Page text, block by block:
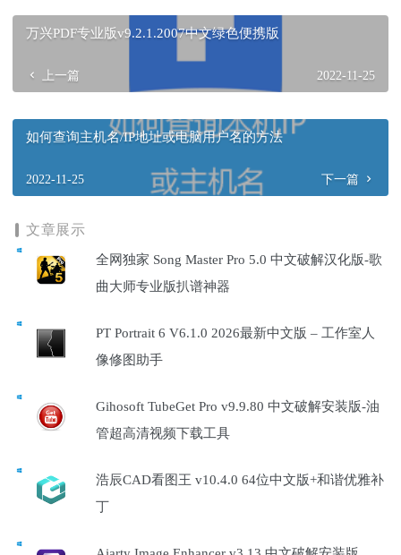
万兴PDF专业版v9.2.1.2007中文绿色便携版
上一篇 2022-11-25
如何查询主机名/IP地址或电脑用户名的方法
2022-11-25 下一篇
文章展示
全网独家 Song Master Pro 5.0 中文破解汉化版-歌
曲大师专业版扒谱神器
PT Portrait 6 V6.1.0 2026最新中文版 – 工作室人
像修图助手
Gihosoft TubeGet Pro v9.9.80 中文破解安装版-油
管超高清视频下载工具
浩辰CAD看图王 v10.4.0 64位中文版+和谐优雅补
丁